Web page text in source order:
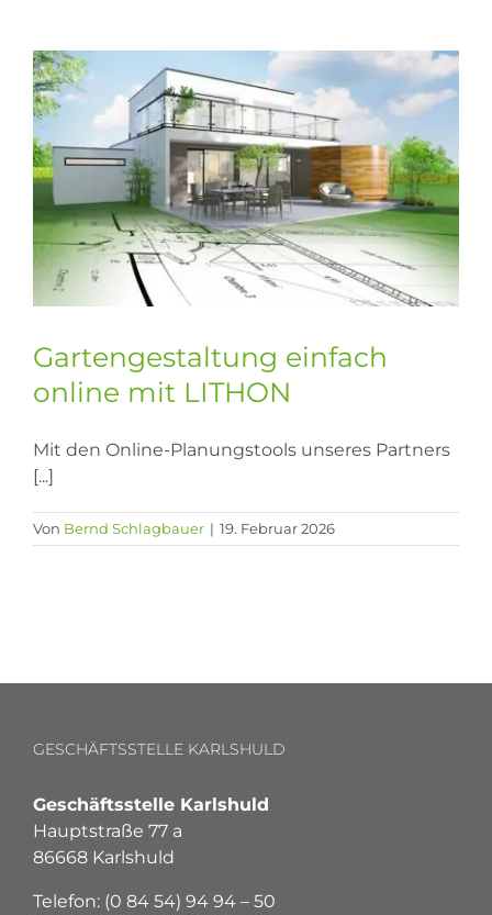
Gartengestaltung einfach
online mit LITHON
Mit den Online-Planungstools unseres Partners
[...]
Von Bernd Schlagbauer | 19. Februar 2026
GESCHÄFTSSTELLE KARLSHULD
Geschäftsstelle Karlshuld
Hauptstraße 77 a
86668 Karlshuld
Telefon: (0 84 54) 94 94 – 50